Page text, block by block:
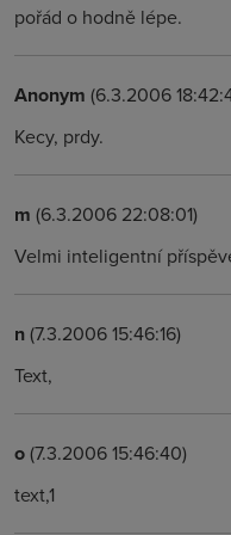
pořád o hodně lépe.
Anonym (6.3.2006
Kecy, prdy.
m (6.3.2006 22:08:01)
Velmi inteligentní
n(7.3.2006 15:46:16)
Text,
o(7.3.2006 15:46:40)
text,1